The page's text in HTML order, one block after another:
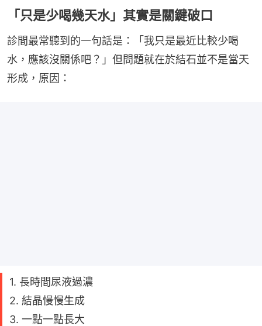
「只是少喝幾天水」其實是關鍵破口
診間最常聽到的一句話是：「我只是最近比較少喝
水，應該沒關係吧？」但問題就在於結石並不是當天
形成，原因：
1. 長時間尿液過濃
2. 結晶慢慢生成
3. 一點一點長大